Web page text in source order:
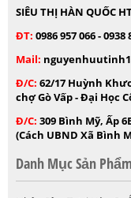
SIÊU THỊ HÀN QUỐC
ĐT: 0986 957 066 - 0938
Mail:
Đ/C: 62/17 Huỳnh
chợ Gò Vấp - Đại Học
Đ/C: 309 Bình Mỹ, Ấp
(Cách UBND Xã Bình
Danh Mục Sản Phẩm